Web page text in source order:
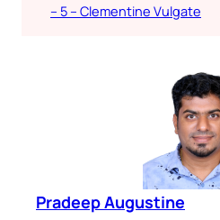
– 5 – Clementine Vulgate
Pradeep Augustine